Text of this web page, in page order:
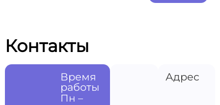
Контакты
Адрес
Время
работы
Пн –